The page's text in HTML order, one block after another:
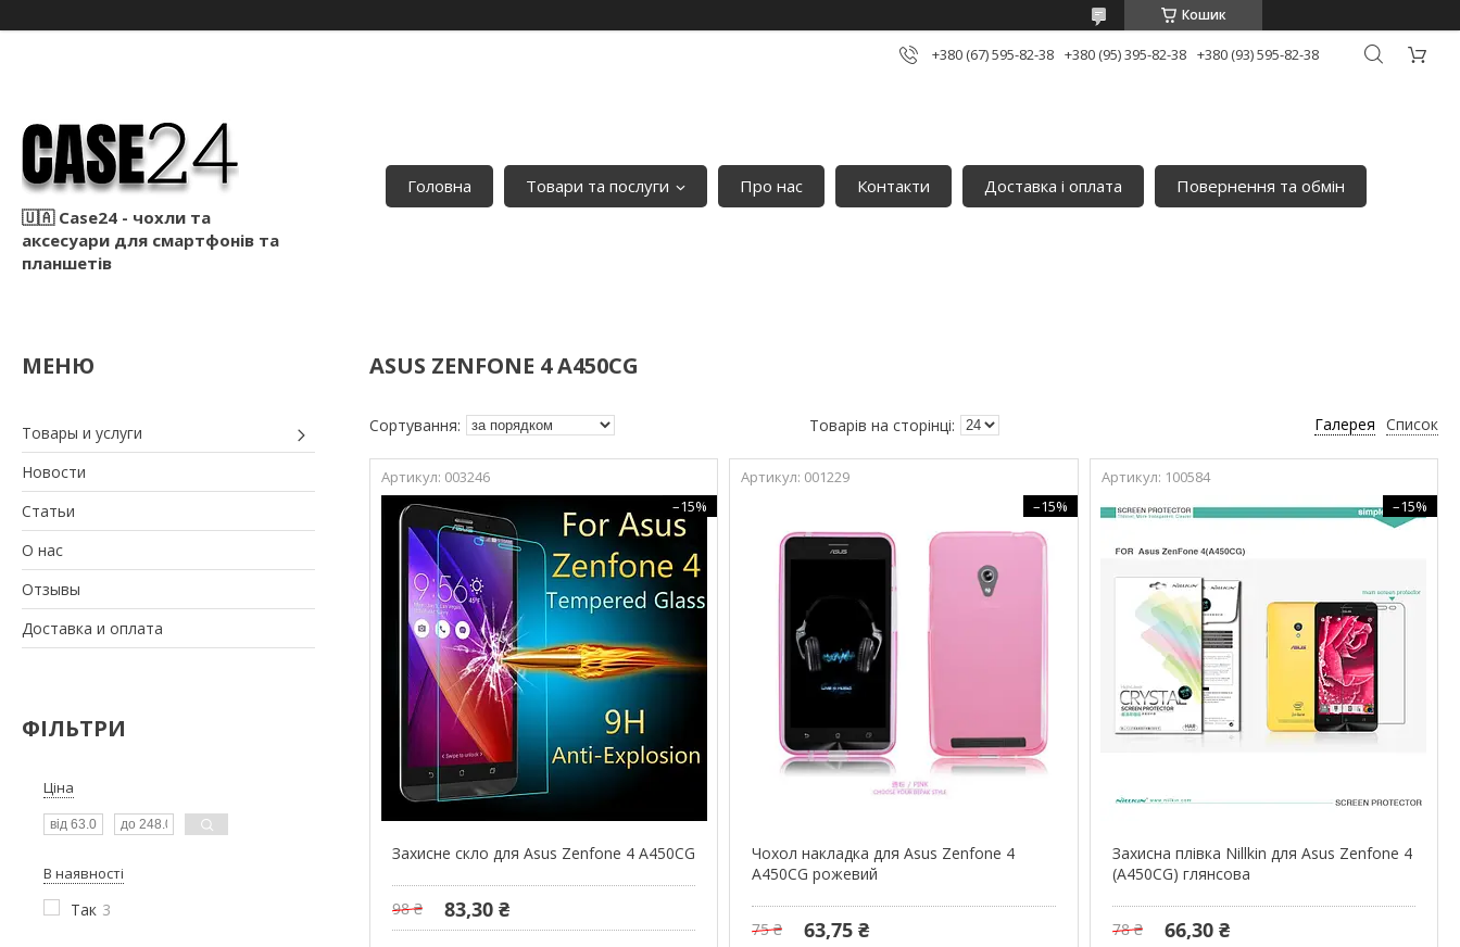
Кошик
+380 (67) 595-82-38 +380 (95) 395-82-38 +380 (93) 595-82-38
🇺🇦 Case24 - чохли та
аксесуари для смартфонів та
планшетів
Головна Товари та послуги Про нас Контакти Доставка і оплата Повернення та обмін
Товары и услуги
Новости
Статьи
О нас
Отзывы
Доставка и оплата
ФІЛЬТРИ
Ціна
В наявності
Так 3
ASUS ZENFONE 4 A450CG
Галерея Список
003246
–15%
Захисне скло для Asus Zenfone 4 A450CG
98 ₴ 83,30 ₴
001229
–15%
Чохол накладка для Asus Zenfone 4
A450CG рожевий
75 ₴ 63,75 ₴
100584
–15%
Захисна плівка Nillkin для Asus Zenfone 4
(A450CG) глянсова
78 ₴ 66,30 ₴